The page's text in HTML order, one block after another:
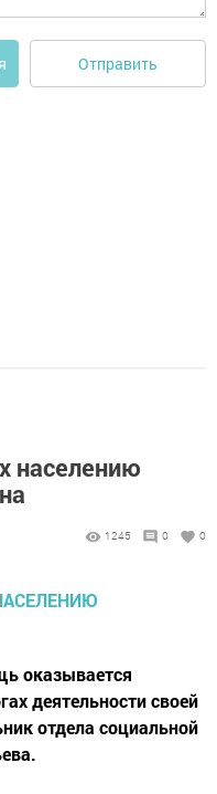
Отправить
населению
1245 0 0
оказывается
деятельности своей
отдела социальной